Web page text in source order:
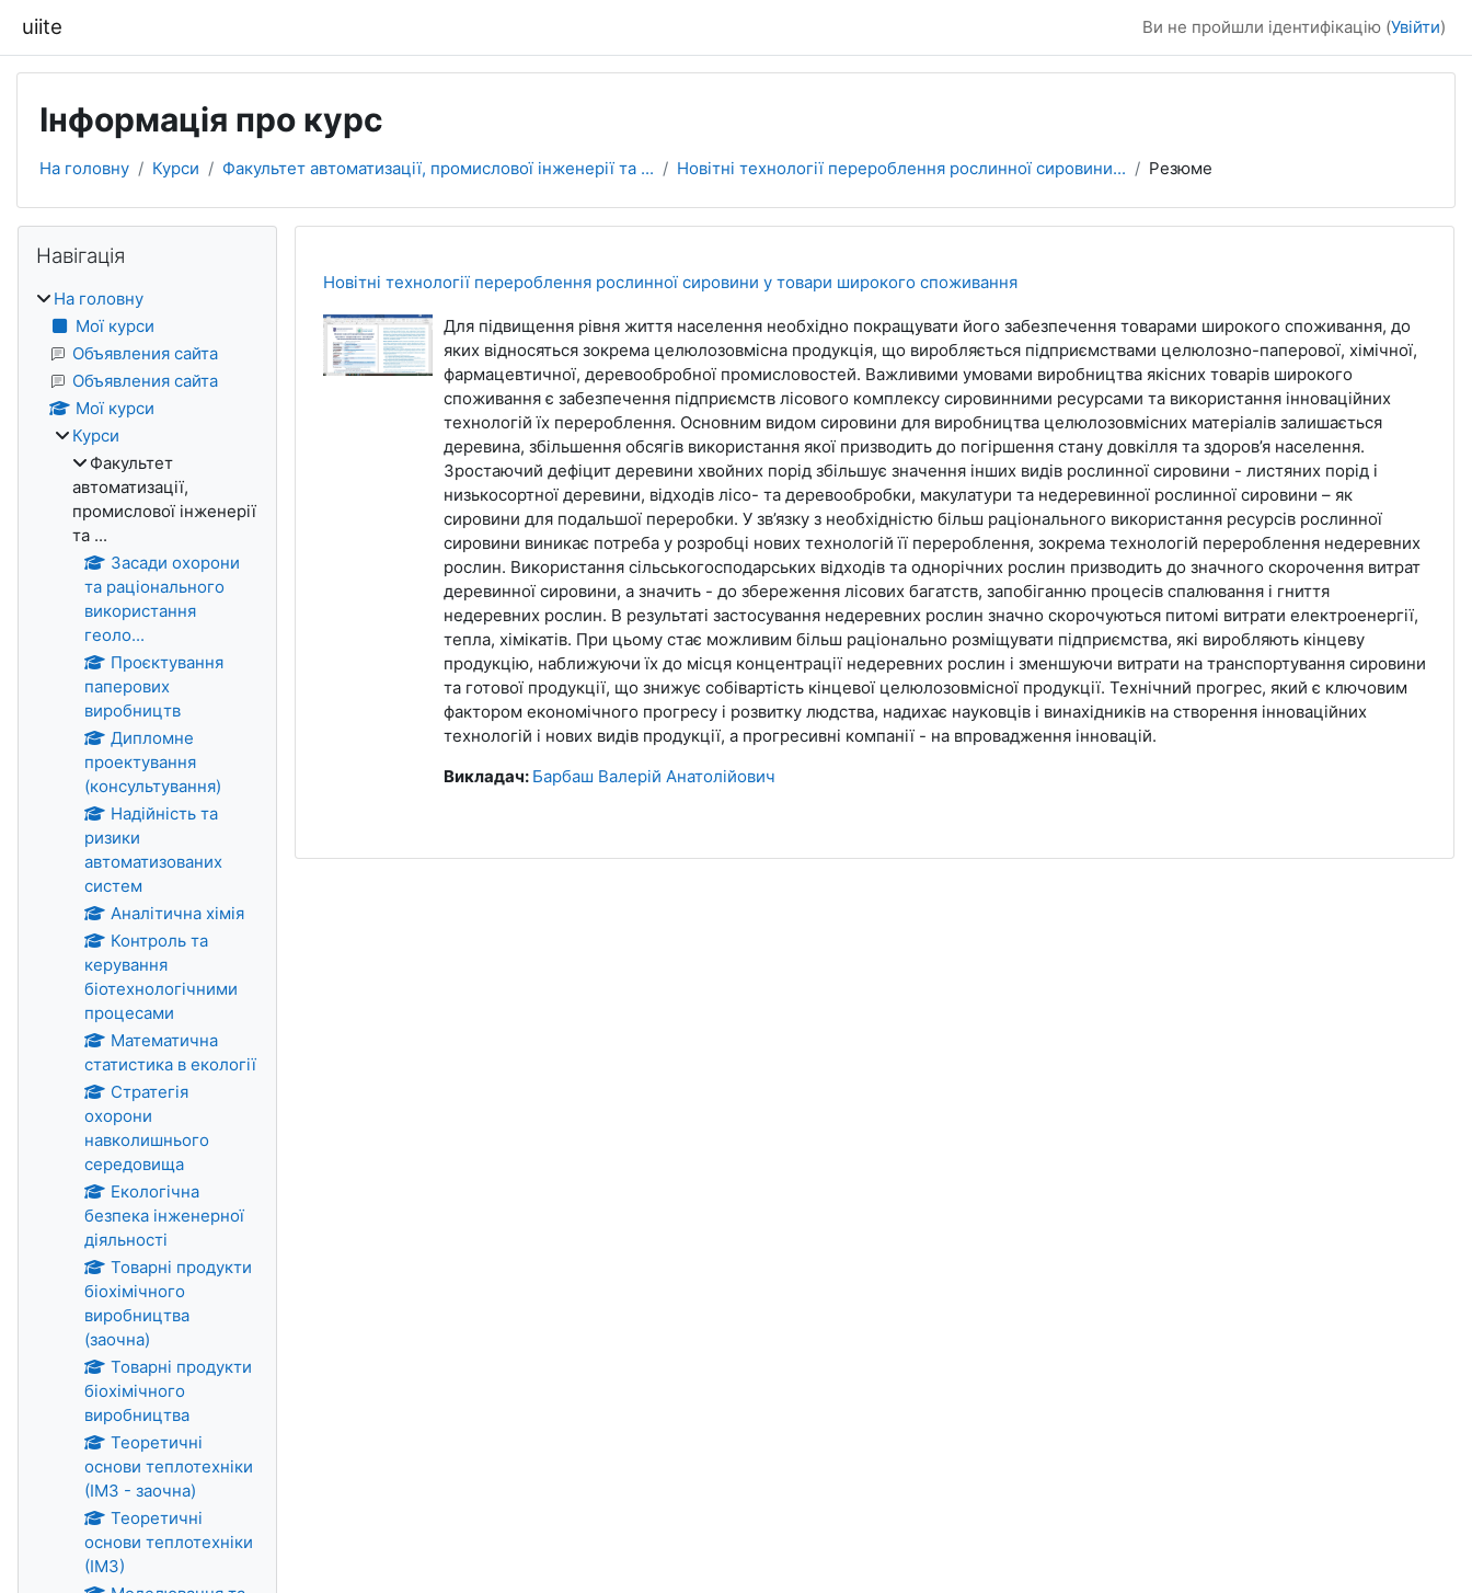
uiite Ви не пройшли ідентифікацію (Увійти)
Інформація про курс
На головну Курси Факультет автоматизації, промислової інженерії та ... Новітні технології перероблення рослинної сировини... Резюме
Новітні технології перероблення рослинної сировини у товари широкого споживання
Для підвищення рівня життя населення необхідно покращувати його забезпечення товарами широкого споживання, до
яких відносяться зокрема целюлозовмісна продукція, що виробляється підприємствами целюлозно-паперової, хімічної,
фармацевтичної, деревообробної промисловостей. Важливими умовами виробництва якісних товарів широкого
споживання є забезпечення підприємств лісового комплексу сировинними ресурсами та використання інноваційних
технологій їх перероблення. Основним видом сировини для виробництва целюлозовмісних матеріалів залишається
деревина, збільшення обсягів використання якої призводить до погіршення стану довкілля та здоров’я населення.
Зростаючий дефіцит деревини хвойних порід збільшує значення інших видів рослинної сировини - листяних порід і
низькосортної деревини, відходів лісо- та деревообробки, макулатури та недеревинної рослинної сировини – як
сировини для подальшої переробки. У зв’язку з необхідністю більш раціонального використання ресурсів рослинної
сировини виникає потреба у розробці нових технологій її перероблення, зокрема технологій перероблення недеревних
рослин. Використання сільськогосподарських відходів та однорічних рослин призводить до значного скорочення витрат
деревинної сировини, а значить - до збереження лісових багатств, запобіганню процесів спалювання і гниття
недеревних рослин. В результаті застосування недеревних рослин значно скорочуються питомі витрати електроенергії,
тепла, хімікатів. При цьому стає можливим більш раціонально розміщувати підприємства, які виробляють кінцеву
продукцію, наближуючи їх до місця концентрації недеревних рослин і зменшуючи витрати на транспортування сировини
та готової продукції, що знижує собівартість кінцевої целюлозовмісної продукції. Технічний прогрес, який є ключовим
фактором економічного прогресу і розвитку людства, надихає науковців і винахідників на створення інноваційних
технологій і нових видів продукції, а прогресивні компанії - на впровадження інновацій.
Викладач: Барбаш Валерій Анатолійович
Блоки
Навігація
На головну
Мої курси
Объявления сайта
Объявления сайта
Мої курси
Курси
Факультет
автоматизації,
промислової інженерії
та ...
Засади охорони
та раціонального
використання
геоло...
Проєктування
паперових
виробництв
Дипломне
проектування
(консультування)
Надійність та
ризики
автоматизованих
систем
Аналітична хімія
Контроль та
керування
біотехнологічними
процесами
Математична
статистика в екології
Стратегія
охорони
навколишнього
середовища
Екологічна
безпека інженерної
діяльності
Товарні продукти
біохімічного
виробництва
(заочна)
Товарні продукти
біохімічного
виробництва
Теоретичні
основи теплотехніки
(ІМЗ - заочна)
Теоретичні
основи теплотехніки
(ІМЗ)